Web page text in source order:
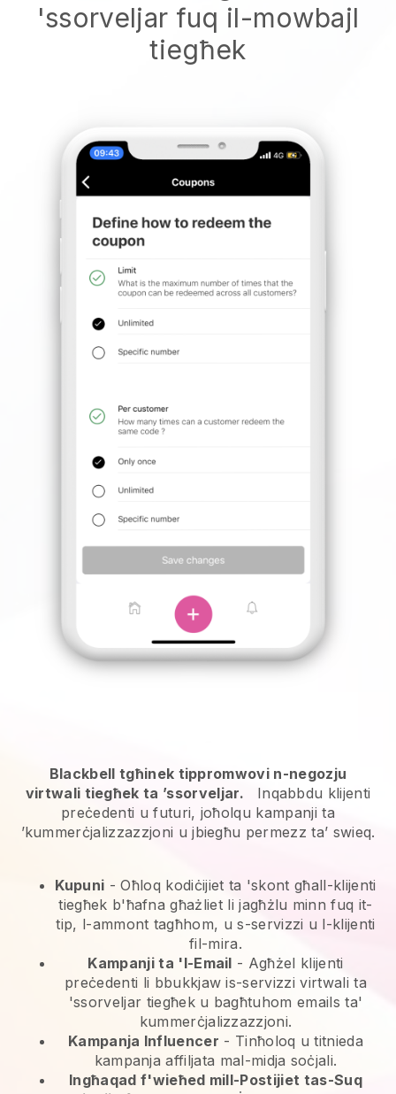
'ssorveljar fuq il-mowbajl
tiegħek
Blackbell tgħinek tippromwovi n-negozju
virtwali tiegħek ta ’ssorveljar.
Inqabbdu klijenti
preċedenti u futuri, joħolqu kampanji ta
’kummerċjalizzazzjoni u jbiegħu permezz ta’ swieq.
Kupuni - Oħloq kodiċijiet ta 'skont għall-klijenti
tiegħek b'ħafna għażliet li jagħżlu minn fuq it-
tip, l-ammont tagħhom, u s-servizzi u l-klijenti
fil-mira.
Kampanji ta 'l-Email - Agħżel klijenti
preċedenti li bbukkjaw is-servizzi virtwali ta
'ssorveljar tiegħek u bagħtuhom emails ta'
kummerċjalizzazzjoni.
Kampanja Influencer - Tinħoloq u titnieda
kampanja affiljata mal-midja soċjali.
Ingħaqad f'wieħed mill-Postijiet tas-Suq